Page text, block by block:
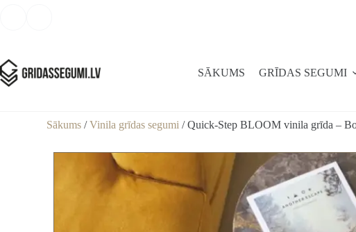
SĀKUMS GRĪDAS SEGUMI
Sākums /Vinila grīdas segumi / Quick-Step BLOOM vinila grīda –